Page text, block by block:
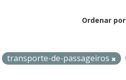
Ordenar por
transporte-de-passageiros